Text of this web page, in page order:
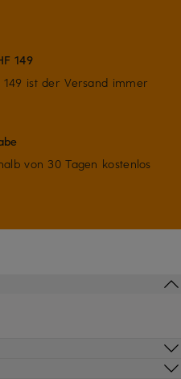
149
ist der Versand immer
von 30 Tagen kostenlos